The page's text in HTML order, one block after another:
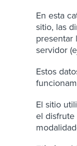
En esta
sitio, las
presentar
servidor
Estos
El sitio
el